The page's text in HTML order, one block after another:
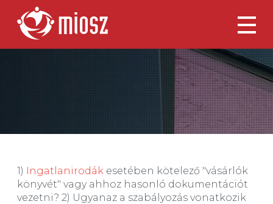
1) Ingatlanirodák esetében kötelező "vásárlók
könyvét" vagy ahhoz hasonló dokumentációt
vezetni? 2) Ugyanaz a szabályozás vonatkozik